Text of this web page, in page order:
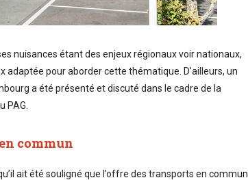
nuisances étant des enjeux régionaux voir nationaux,
adaptée pour aborder cette thématique. D’ailleurs, un
a été présenté et discuté dans le cadre de la
PAG.
commun
ait été souligné que l’offre des transports en commun